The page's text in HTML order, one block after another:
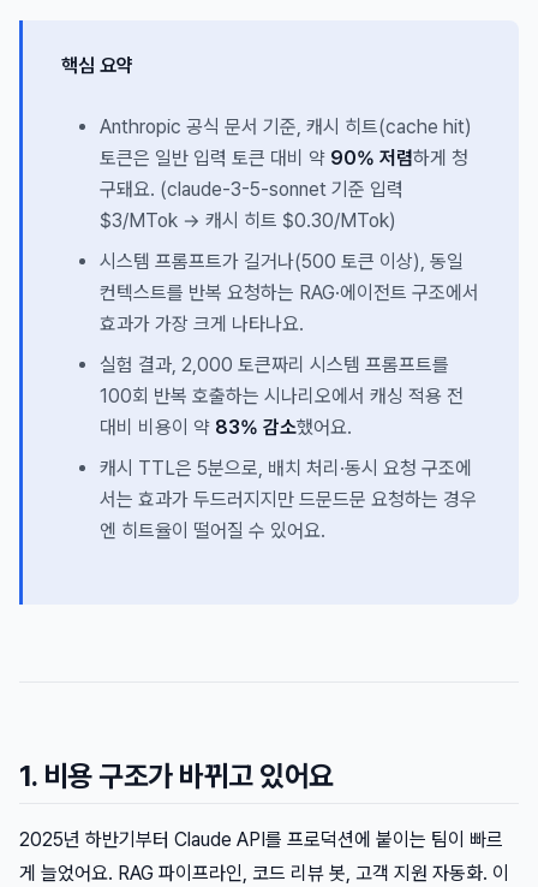
핵심 요약
Anthropic 공식 문서 기준, 캐시 히트(cache hit)
토큰은 일반 입력 토큰 대비 약 90% 저렴하게 청
구돼요. (claude-3-5-sonnet 기준 입력
$3/MTok → 캐시 히트 $0.30/MTok)
시스템 프롬프트가 길거나(500 토큰 이상), 동일
컨텍스트를 반복 요청하는 RAG·에이전트 구조에서
효과가 가장 크게 나타나요.
실험 결과, 2,000 토큰짜리 시스템 프롬프트를
100회 반복 호출하는 시나리오에서 캐싱 적용 전
대비 비용이 약 83% 감소했어요.
캐시 TTL은 5분으로, 배치 처리·동시 요청 구조에
서는 효과가 두드러지지만 드문드문 요청하는 경우
엔 히트율이 떨어질 수 있어요.
1. 비용 구조가 바뀌고 있어요
2025년 하반기부터 Claude API를 프로덕션에 붙이는 팀이 빠르
게 늘었어요. RAG 파이프라인, 코드 리뷰 봇, 고객 지원 자동화. 이